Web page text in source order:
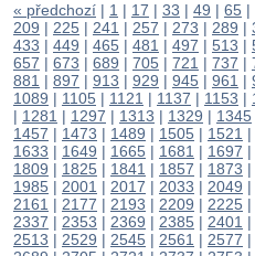
« předchozí | 1 | 17 | 33 | 49 | 65 |
209 | 225 | 241 | 257 | 273 | 289 |
433 | 449 | 465 | 481 | 497 | 513 |
657 | 673 | 689 | 705 | 721 | 737 |
881 | 897 | 913 | 929 | 945 | 961 |
1089 | 1105 | 1121 | 1137 | 1153 |
| 1281 | 1297 | 1313 | 1329 | 1345
1457 | 1473 | 1489 | 1505 | 1521 |
1633 | 1649 | 1665 | 1681 | 1697 |
1809 | 1825 | 1841 | 1857 | 1873 |
1985 | 2001 | 2017 | 2033 | 2049 |
2161 | 2177 | 2193 | 2209 | 2225 |
2337 | 2353 | 2369 | 2385 | 2401 |
2513 | 2529 | 2545 | 2561 | 2577 |